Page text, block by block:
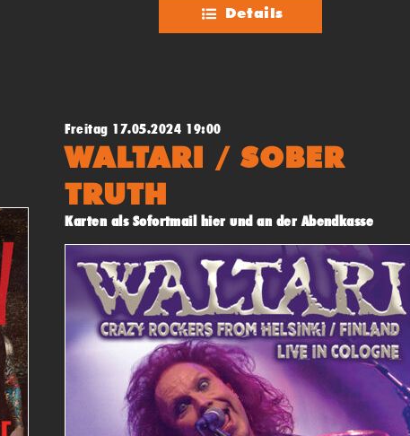
Details
Freitag 17.05.2024 19:00
WALTARI / SOBER
TRUTH
Karten als Sofortmail hier und an der Abendkasse